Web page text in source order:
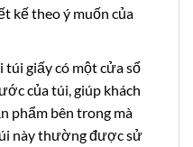
kế theo ý muốn của
túi giấy có một cửa sổ
của túi, giúp khách
phẩm bên trong mà
này thường được sử